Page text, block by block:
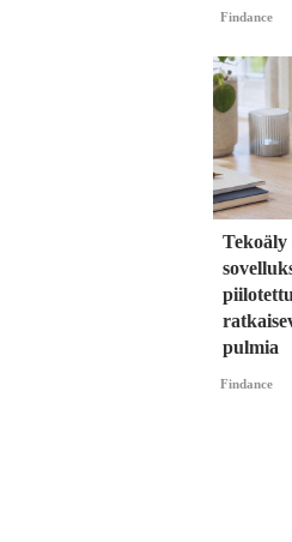
Findance
Tekoäly
pulmia
Findance